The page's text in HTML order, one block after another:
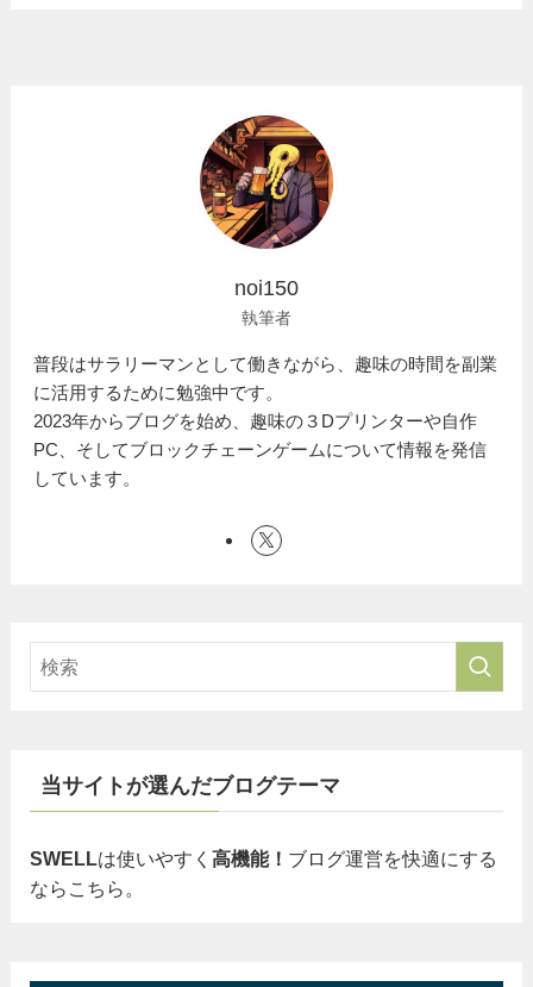
noi150
執筆者
普段はサラリーマンとして働きながら、趣味の時間を副業
に活用するために勉強中です。
2023年からブログを始め、趣味の３Dプリンターや自作
PC、そしてブロックチェーンゲームについて情報を発信
しています。
当サイトが選んだブログテーマ
SWELLは使いやすく 高機能！ ブログ運営を快適にする
ならこちら。